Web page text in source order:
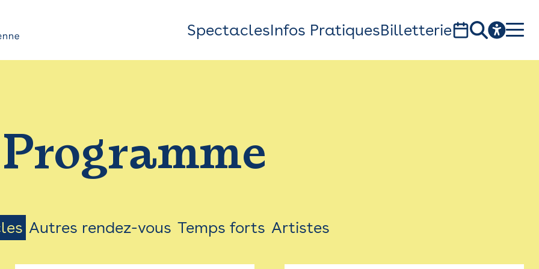
Top
Bar
Menu
SpectaclesInfos PratiquesBilletterie
1, av. du Chateau d'eau - 31300 Toulouse
Programme
Autres rendez-vous Temps forts Artistes